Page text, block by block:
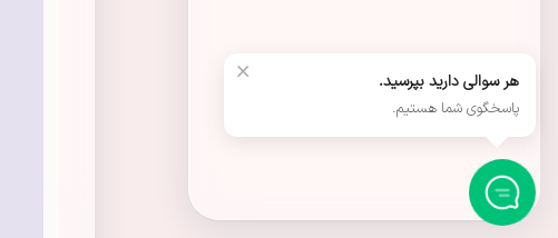
× هر سوالی دارید بپرسید.
پاسخگوی شما هستیم.